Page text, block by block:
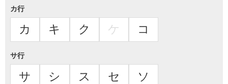
カ行
カ キ ク ケ コ
サ行
サ シ ス セ ソ